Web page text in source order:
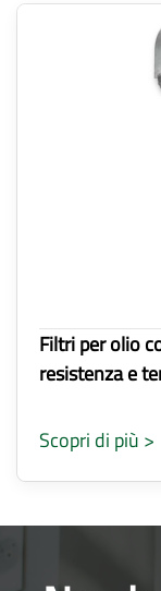
Filtri per olio
resistenza e
Scopri di più >